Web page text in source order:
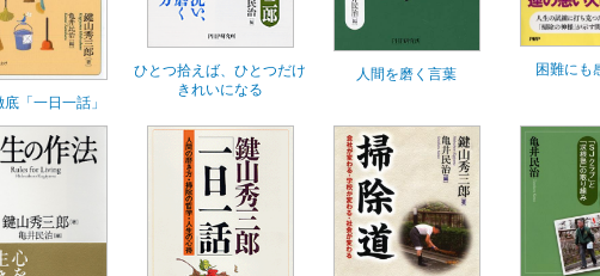
「一日一話」
ひとつ拾えば、ひとつだけ
きれいになる
人間を磨く言葉 困難にも